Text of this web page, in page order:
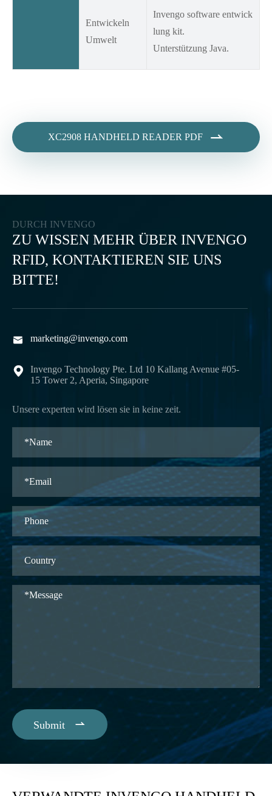
Entwickeln
Umwelt
Invengo software entwick
lung kit.
Unterstützung Java.
XC2908 HANDHELD READER PDF 
DURCH INVENGO
ZU WISSEN MEHR ÜBER INVENGO
RFID, KONTAKTIEREN SIE UNS
BITTE!
 marketing@invengo.com

Invengo Technology Pte. Ltd 10 Kallang Avenue #05-
15 Tower 2, Aperia, Singapore
Unsere experten wird lösen sie in keine zeit.
Submit 